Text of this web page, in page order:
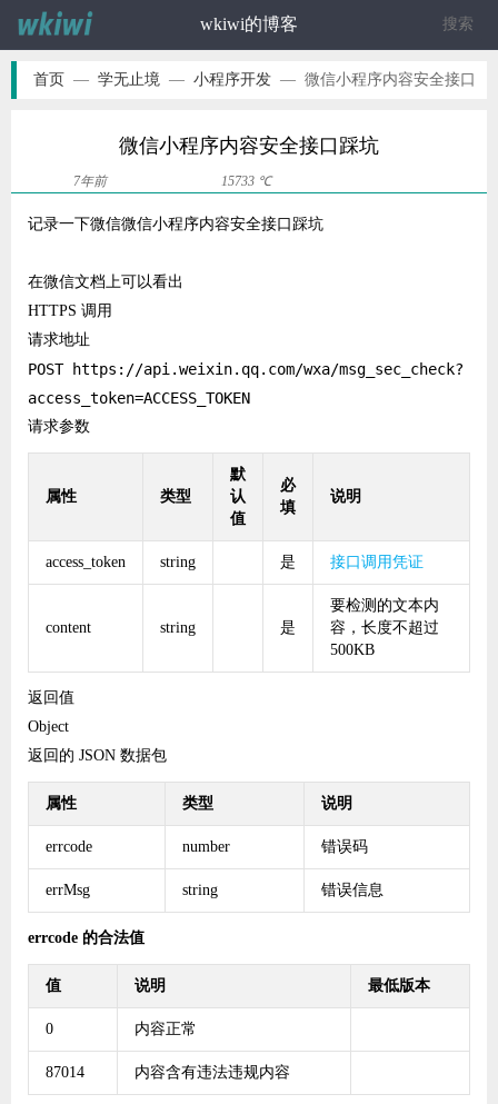
wkiwi的博客 ဆ
首页 — 学无止境 — 小程序开发 — 微信小程序内容安全接口
微信小程序内容安全接口踩坑
7年前 15733 ℃
记录一下微信微信小程序内容安全接口踩坑
在微信文档上可以看出
HTTPS 调用
请求地址
POST https://api.weixin.qq.com/wxa/msg_sec_check?
请求参数
属性 类型
默
认
值
必
填
说明
access_token string 是 接口调用凭证
content string 是
要检测的文本内
容，长度不超过
500KB
返回值
Object
返回的 JSON 数据包
属性 类型 说明
errcode number 错误码
errMsg string 错误信息
errcode 的合法值
值 说明 最低版本
0 内容正常
87014 内容含有违法违规内容